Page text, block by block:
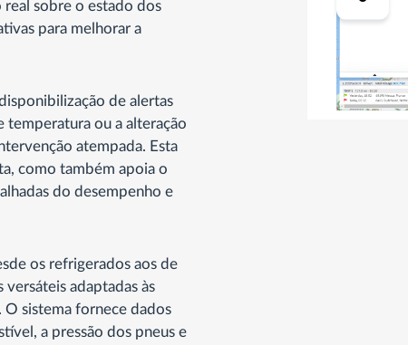
real sobre o estado dos
para melhorar a
de alertas
temperatura ou a alteração
atempada. Esta
como também apoia o
do desempenho e
os refrigerados aos de
adaptadas às
O sistema fornece dados
a pressão dos pneus e